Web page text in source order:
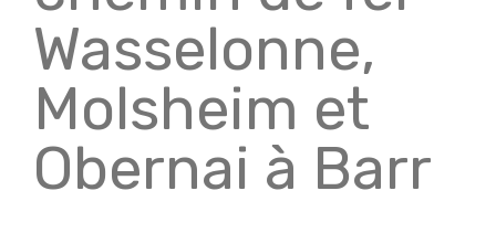
Wasselonne,
Molsheim et
Obernai à Barr